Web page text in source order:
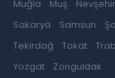
Muğla
Muş Nevşehir
Sakarya
Samsun
Tekirdağ
Tokat
Yozgat
Zonguldak